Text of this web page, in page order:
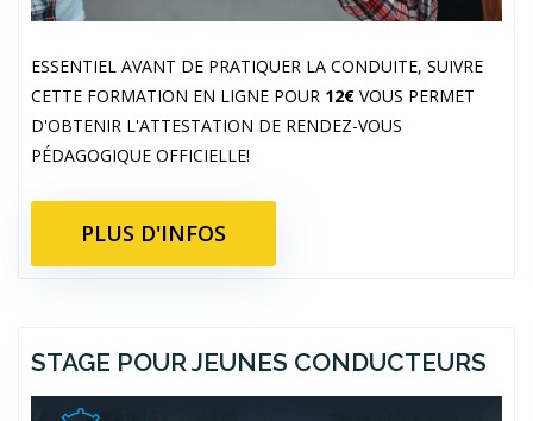
ESSENTIEL AVANT DE PRATIQUER LA CONDUITE, SUIVRE
CETTE FORMATION EN LIGNE POUR 12€ VOUS PERMET
D'OBTENIR L'ATTESTATION DE RENDEZ-VOUS
PÉDAGOGIQUE OFFICIELLE!
PLUS D'INFOS
STAGE POUR JEUNES CONDUCTEURS